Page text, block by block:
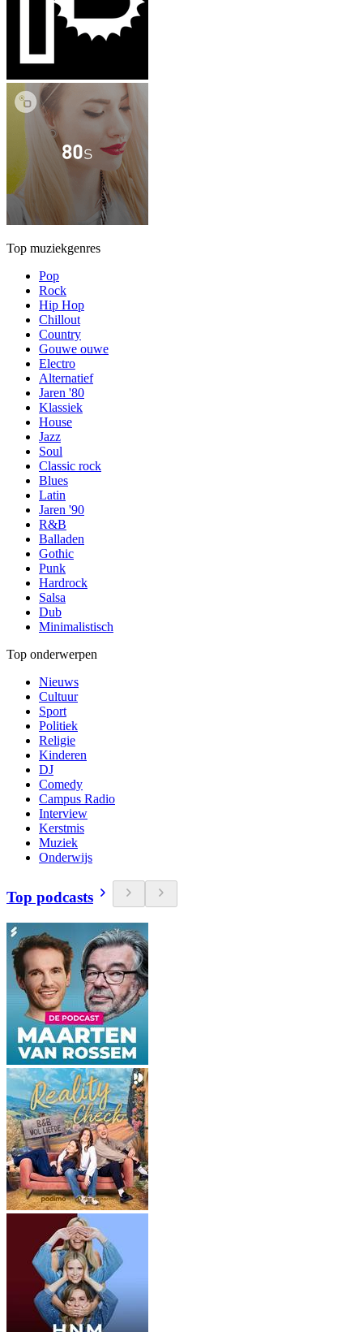
Top muziekgenres
Pop
Rock
Hip Hop
Chillout
Country
Gouwe ouwe
Electro
Alternatief
Jaren '80
Klassiek
House
Jazz
Soul
Classic rock
Blues
Latin
Jaren '90
R&B
Balladen
Gothic
Punk
Hardrock
Salsa
Dub
Minimalistisch
Top onderwerpen
Nieuws
Cultuur
Sport
Politiek
Religie
Kinderen
DJ
Comedy
Campus Radio
Interview
Kerstmis
Muziek
Onderwijs
Top podcasts